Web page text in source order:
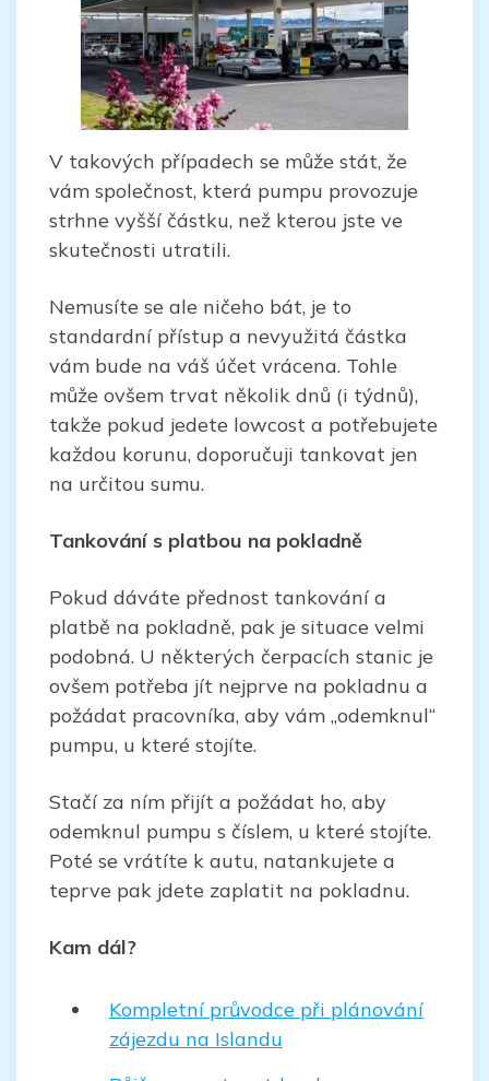
V takových případech se může stát, že
vám společnost, která pumpu provozuje
strhne vyšší částku, než kterou jste ve
skutečnosti utratili.
Nemusíte se ale ničeho bát, je to
standardní přístup a nevyužitá částka
vám bude na váš účet vrácena. Tohle
může ovšem trvat několik dnů (i týdnů),
takže pokud jedete lowcost a potřebujete
každou korunu, doporučuji tankovat jen
na určitou sumu.
Tankování s platbou na pokladně
Pokud dáváte přednost tankování a
platbě na pokladně, pak je situace velmi
podobná. U některých čerpacích stanic je
ovšem potřeba jít nejprve na pokladnu a
požádat pracovníka, aby vám „odemknul“
pumpu, u které stojíte.
Stačí za ním přijít a požádat ho, aby
odemknul pumpu s číslem, u které stojíte.
Poté se vrátíte k autu, natankujete a
teprve pak jdete zaplatit na pokladnu.
Kam dál?
Kompletní průvodce při plánování
zájezdu na Islandu